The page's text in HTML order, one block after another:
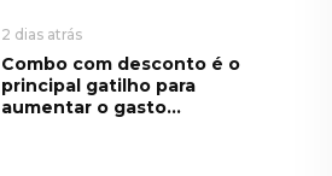
2 dias atrás
Combo com desconto é o
principal gatilho para
aumentar o gasto...